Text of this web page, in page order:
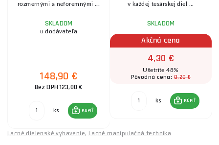
rozmernými a neforemnými ...
SKLADOM
u dodávateľa
148,90 €
Bez DPH 123,00 €
ks KÚPIŤ
v každej tesárskej diel ...
SKLADOM
Akčná cena
4,30 €
Ušetríte 48%
Pôvodná cena:8,20 €
ks KÚPIŤ
Lacné dielenské vybavenie, Lacné manipulačná technika